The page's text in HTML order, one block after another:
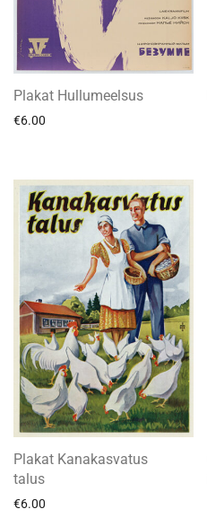
Plakat Hullumeelsus
€6.00
Plakat Kanakasvatus
talus
€6.00